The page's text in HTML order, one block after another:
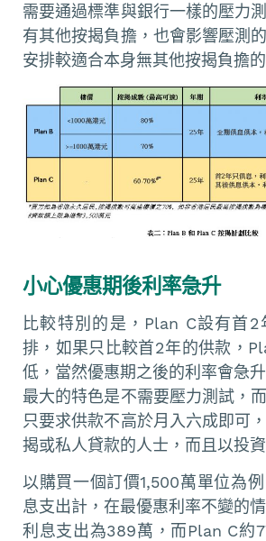
需要通過標準與銀行一樣的壓力
有其他按揭負擔，也會影響壓測
安排較適合本身無其他按揭負擔的
小心優惠期後利率急升
比較特別的是，Plan C設有首2
排，如果只比較首2年的供款，
低，當然優惠期之後的利率會急
最大的特色是不需要壓力測試，
只要求供款不高於月入六成即可
揭或私人貸款的人士，而且以投
以購買一個訂價1,500萬單位為
息支出計，在最優惠利率不變的
利息支出為389萬，而Plan C約